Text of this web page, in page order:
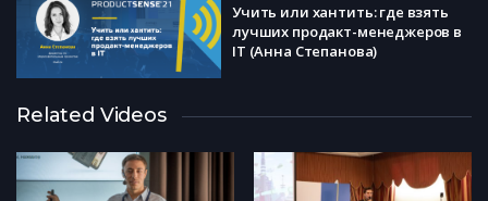
Учить или хантить: где взять
лучших продакт-менеджеров в
IT (Анна Степанова)
Related Videos